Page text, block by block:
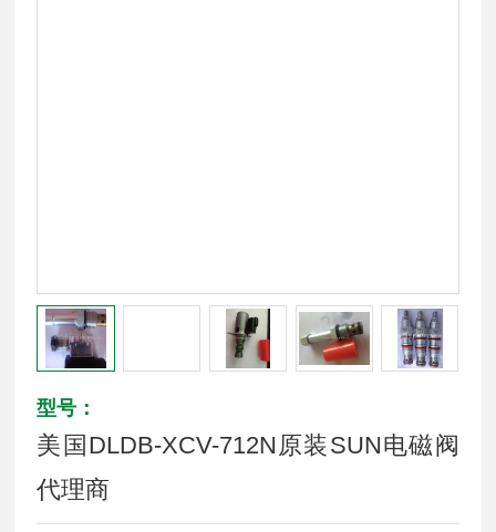
型号：
美国DLDB-XCV-712N原装SUN电磁阀
代理商